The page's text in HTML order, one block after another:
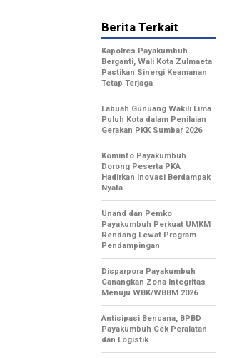
Berita Terkait
Kapolres Payakumbuh
Berganti, Wali Kota Zulmaeta
Pastikan Sinergi Keamanan
Tetap Terjaga
Labuah Gunuang Wakili Lima
Puluh Kota dalam Penilaian
Gerakan PKK Sumbar 2026
Kominfo Payakumbuh
Dorong Peserta PKA
Hadirkan Inovasi Berdampak
Nyata
Unand dan Pemko
Payakumbuh Perkuat UMKM
Rendang Lewat Program
Pendampingan
Disparpora Payakumbuh
Canangkan Zona Integritas
Menuju WBK/WBBM 2026
Antisipasi Bencana, BPBD
Payakumbuh Cek Peralatan
dan Logistik